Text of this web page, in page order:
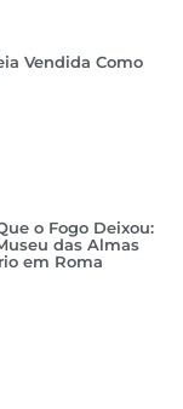
Vendida Como
o Fogo Deixou:
das Almas
em Roma